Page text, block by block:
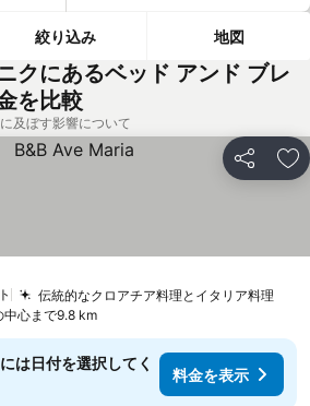
絞り込み 地図
クにあるベッド アンド ブレ
を比較
及ぼす影響について
シェア お
伝統的なクロアチア料理とイタリア料理料
中心まで9.8 km
は日付を選択してく
料金を表示